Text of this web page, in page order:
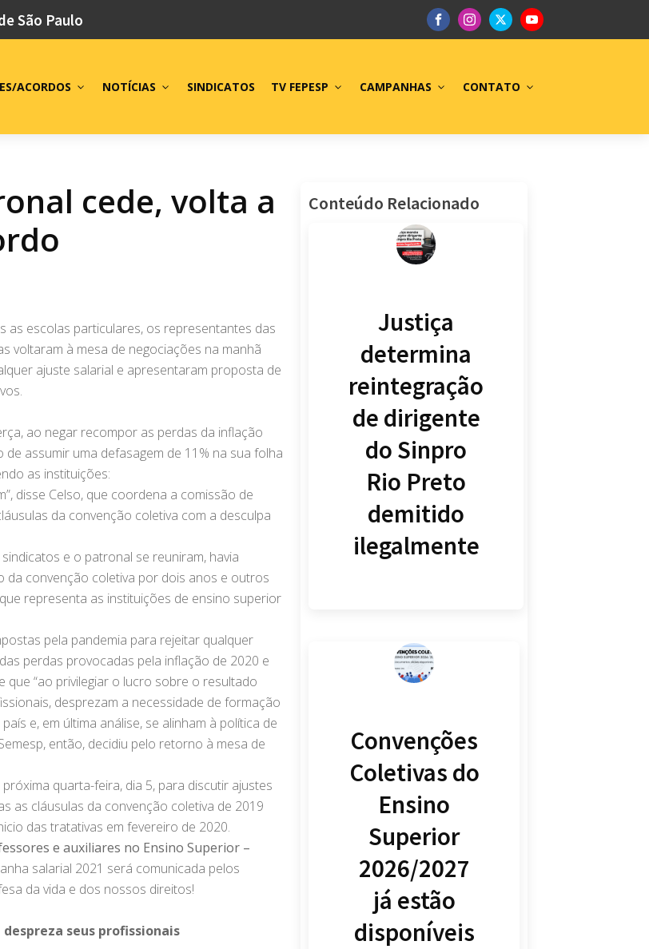
São Paulo
ACORDOS NOTÍCIAS SINDICATOS TV FEPESP CAMPANHAS CONTATO
cede, volta a
escolas particulares, os representantes das
voltaram à mesa de negociações na manhã
ajuste salarial e apresentaram proposta de
ao negar recompor as perdas da inflação
assumir uma defasagem de 11% na sua folha
as instituições:
disse Celso, que coordena a comissão de
da convenção coletiva com a desculpa
e o patronal se reuniram, havia
da convenção coletiva por dois anos e outros
representa as instituições de ensino superior
pela pandemia para rejeitar qualquer
perdas provocadas pela inflação de 2020 e
que “ao privilegiar o lucro sobre o resultado
desprezam a necessidade de formação
e, em última análise, se alinham à política de
então, decidiu pelo retorno à mesa de
quarta-feira, dia 5, para discutir ajustes
as cláusulas da convenção coletiva de 2019
das tratativas em fevereiro de 2020.
e auxiliares no Ensino Superior –
salarial 2021 será comunicada pelos
da vida e dos nossos direitos!
seus profissionais
Conteúdo Relacionado
Justiça
determina
reintegração
de dirigente
do Sinpro
Rio Preto
demitido
ilegalmente
Convenções
Coletivas do
Ensino
Superior
2026/2027
já estão
disponíveis